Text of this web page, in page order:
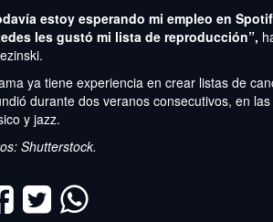
estoy esperando mi empleo en
les gustó mi lista de reproducción”,
ya tiene experiencia en crear listas de
durante dos veranos consecutivos, en
y jazz.
Shutterstock.